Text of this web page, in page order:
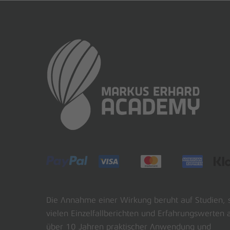
Die Annahme einer Wirkung beruht auf Studien,
vielen Einzelfallberichten und Erfahrungswerten
über 10 Jahren praktischer Anwendung und